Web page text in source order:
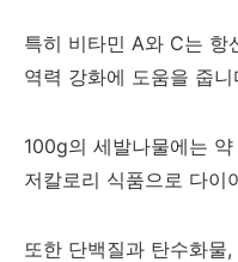
특히 비타민 A와 C는 항
역력 강화에 도움을 줍니
100g의 세발나물에는
저칼로리 식품으로 다이
또한 단백질과 탄수화물